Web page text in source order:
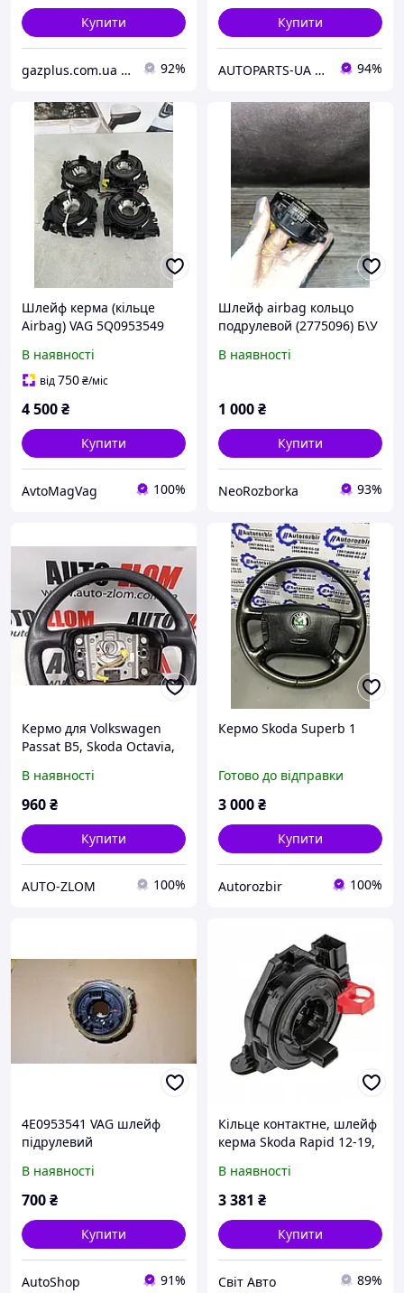
Купити
gazplus.com.ua - Газобалонное оборудование для Авто оптом и в розницу. 92%
Купити
AUTOPARTS-UA авторозборка SKODA OCTAVIA A5 94%
Шлейф керма (кільце
Airbag) VAG 5Q0953549
В наявності
від750₴/міс
4 500₴
Купити
AvtoMagVag 100%
Шлейф airbag кольцо
подрулевой (2775096) Б\У
Fiat Stilo/Alfa/Lancia
В наявності
1 000₴
Купити
NeoRozborka 93%
Кермо для Volkswagen
Passat B5, Skoda Octavia,
В наявності
960₴
Купити
AUTO-ZLOM 100%
Кермо Skoda Superb 1
Готово до відправки
3 000₴
Купити
Autorozbir 100%
4E0953541 VAG шлейф
підрулевий
В наявності
700₴
Купити
AutoShop 91%
Кільце контактне, шлейф
керма Skoda Rapid 12-19,
В наявності
3 381 ₴
Купити
Свiт Авто 89%